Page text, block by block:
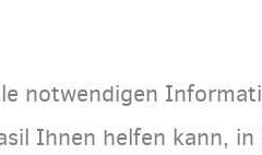
notwendigen
Ihnen helfen kann,